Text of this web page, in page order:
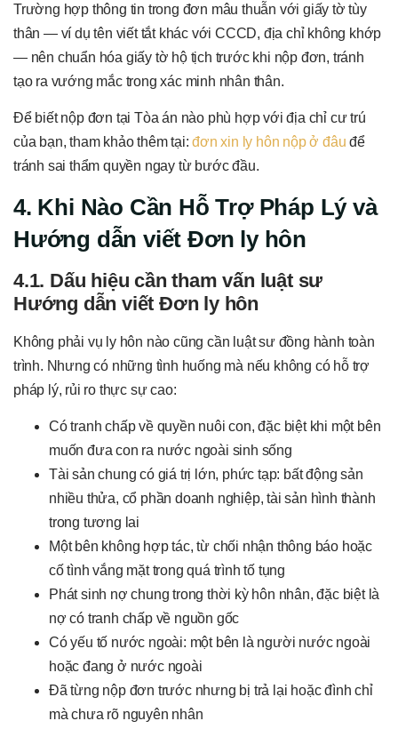
Trường hợp thông tin trong đơn mâu thuẫn với giấy tờ tùy
thân — ví dụ tên viết tắt khác với CCCD, địa chỉ không khớp
— nên chuẩn hóa giấy tờ hộ tịch trước khi nộp đơn, tránh
tạo ra vướng mắc trong xác minh nhân thân.
Để biết nộp đơn tại Tòa án nào phù hợp với địa chỉ cư trú
của bạn, tham khảo thêm tại:đơn xin ly hôn nộp ở đâu để
tránh sai thẩm quyền ngay từ bước đầu.
4. Khi Nào Cần Hỗ Trợ Pháp Lý và
Hướng dẫn viết Đơn ly hôn
4.1. Dấu hiệu cần tham vấn luật sư
Hướng dẫn viết Đơn ly hôn
Không phải vụ ly hôn nào cũng cần luật sư đồng hành toàn
trình. Nhưng có những tình huống mà nếu không có hỗ trợ
pháp lý, rủi ro thực sự cao:
Có tranh chấp về quyền nuôi con, đặc biệt khi một bên
muốn đưa con ra nước ngoài sinh sống
Tài sản chung có giá trị lớn, phức tạp: bất động sản
nhiều thửa, cổ phần doanh nghiệp, tài sản hình thành
trong tương lai
Một bên không hợp tác, từ chối nhận thông báo hoặc
cố tình vắng mặt trong quá trình tố tụng
Phát sinh nợ chung trong thời kỳ hôn nhân, đặc biệt là
nợ có tranh chấp về nguồn gốc
Có yếu tố nước ngoài: một bên là người nước ngoài
hoặc đang ở nước ngoài
Đã từng nộp đơn trước nhưng bị trả lại hoặc đình chỉ
mà chưa rõ nguyên nhân